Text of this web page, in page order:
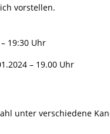
vorstellen.
19:30 Uhr
– 19.00 Uhr
unter verschiedene